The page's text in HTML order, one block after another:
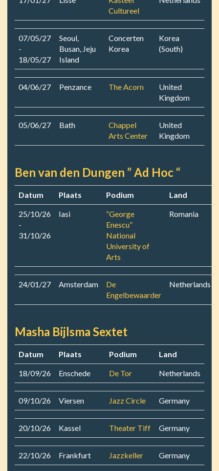
Cultureel
07/05/27
-
18/05/27
Seoul,
Busan, Jeju
Island
Concerten
Korea
Korea
(South)
04/06/27 Penzance The Acorn
United
Kingdom
05/06/27 Bath
Chappel
Arts Center
United
Kingdom
Ben van den Dungen ” Ad Hoc “
Datum Plaats Podium Land
25/10/26
-
31/10/26
Iasi
“George
Enescu”
National
University of
Arts
Romania
24/01/27 Amsterdam
De
Engelbewaarder
Netherlands
Masha Bijlsma Sextet
Datum Plaats Podium Land
18/09/26 Enschede De Tor Netherlands
09/10/26 Viersen Jazz Circle Germany
20/10/26 Kassel Theater Tiff Germany
22/10/26 Frankfurt Jazzkeller Germany